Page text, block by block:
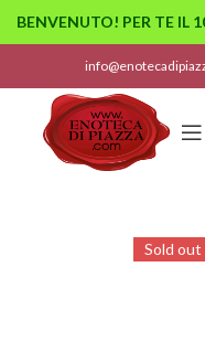
Sold out
BENVENUTO! PER TE IL